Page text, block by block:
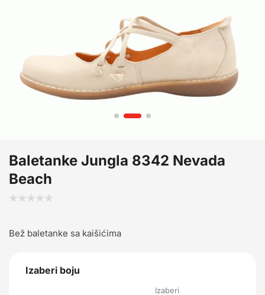
Baletanke Jungla 8342 Nevada
Beach
Bež baletanke sa kaišićima
Izaberi boju
Izaberi